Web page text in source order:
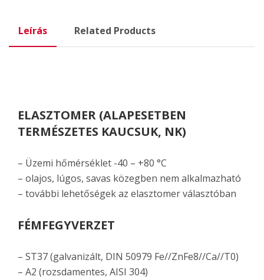
Leírás Related Products
ELASZTOMER (ALAPESETBEN
TERMÉSZETES KAUCSUK, NK)
– Üzemi hőmérséklet -40 – +80 °C
– olajos, lúgos, savas közegben nem alkalmazható
– további lehetőségek az elasztomer választóban
FÉMFEGYVERZET
– ST37 (galvanizált, DIN 50979 Fe//ZnFe8//Ca//T0)
– A2 (rozsdamentes, AISI 304)